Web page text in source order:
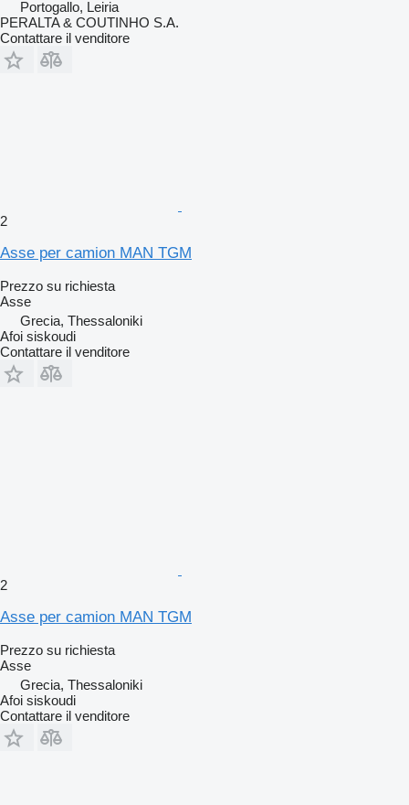
Portogallo, Leiria
PERALTA & COUTINHO S.A.
Contattare il venditore
2
Asse per camion MAN TGM
Prezzo su richiesta
Asse
Grecia, Thessaloniki
Afoi siskoudi
Contattare il venditore
2
Asse per camion MAN TGM
Prezzo su richiesta
Asse
Grecia, Thessaloniki
Afoi siskoudi
Contattare il venditore